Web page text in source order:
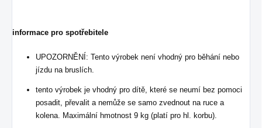
informace pro spotřebitele
UPOZORNĚNÍ: Tento výrobek není vhodný pro běhání nebo
jízdu na bruslích.
tento výrobek je vhodný pro dítě, které se neumí bez pomoci
posadit, převalit a nemůže se samo zvednout na ruce a
kolena. Maximální hmotnost 9 kg (platí pro hl. korbu).